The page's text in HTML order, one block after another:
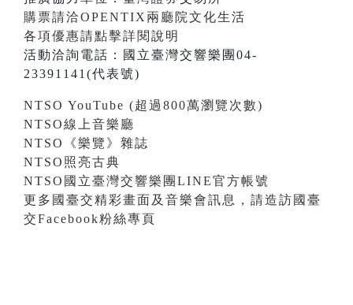
購票請洽OPENTIX兩廳院文化生活
各項優惠請點擊詳閱說明
活動洽詢電話：國立臺灣交響樂團04-
23391141(代表號)
NTSO YouTube (超過800萬瀏覽次數)
NTSO線上音樂廳
NTSO《樂覽》雜誌
NTSO照亮古典
NTSO國立臺灣交響樂團LINE官方帳號
更多國臺交精彩畫面及音樂會訊息，請造訪國臺
交Facebook粉絲專頁